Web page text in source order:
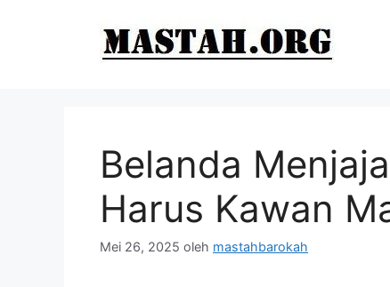
Belanda
Harus Kawan
Mei 26, 2025 oleh mastahbarokah